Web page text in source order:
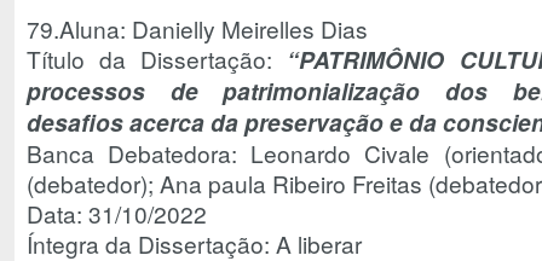
79.Aluna: Danielly Meirelles Dias
Título da Dissertação: “PATRIMÔNIO
processos de patrimonialização dos
desafios acerca da preservação e da
Banca Debatedora: Leonardo Civale
(debatedor); Ana paula Ribeiro Freitas
Data: 31/10/2022
Íntegra da Dissertação: A liberar